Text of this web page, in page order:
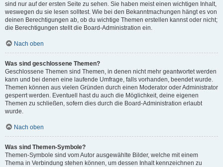
sind nur auf der ersten Seite zu sehen. Sie haben meist einen wichtigen Inhalt,
weswegen du sie lesen solltest. Wie bei den Bekanntmachungen hängt es von
deinen Berechtigungen ab, ob du wichtige Themen erstellen kannst oder nicht;
die Berechtigungen stellt die Board-Administration ein.
Nach oben
Was sind geschlossene Themen?
Geschlossene Themen sind Themen, in denen nicht mehr geantwortet werden
kann und bei denen eine laufende Umfrage, falls vorhanden, beendet wurde.
Themen können aus vielen Gründen durch einen Moderator oder Administrator
gesperrt werden. Eventuell hast du auch die Möglichkeit, deine eigenen
Themen zu schließen, sofern dies durch die Board-Administration erlaubt
wurde.
Nach oben
Was sind Themen-Symbole?
Themen-Symbole sind vom Autor ausgewählte Bilder, welche mit einem
Thema in Verbindung stehen können, um dessen Inhalt kennzeichnen zu